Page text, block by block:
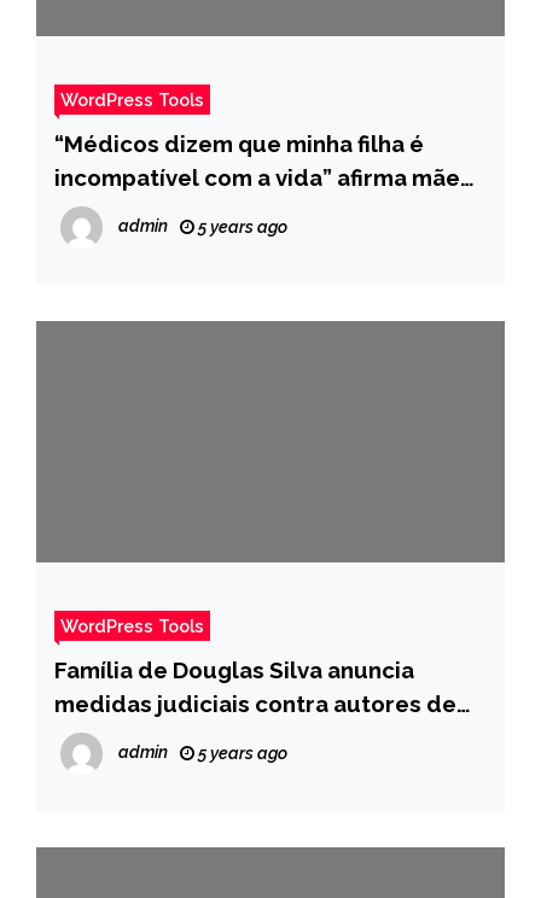
WordPress Tools
“Médicos dizem que minha filha é
incompatível com a vida” afirma mãe
de bebê com síndrome raríssima –
Pais
admin 5 years ago
WordPress Tools
Família de Douglas Silva anuncia
medidas judiciais contra autores de
conteúdo racista postado sobre o ator
| Rio de Janeiro | G1
admin 5 years ago